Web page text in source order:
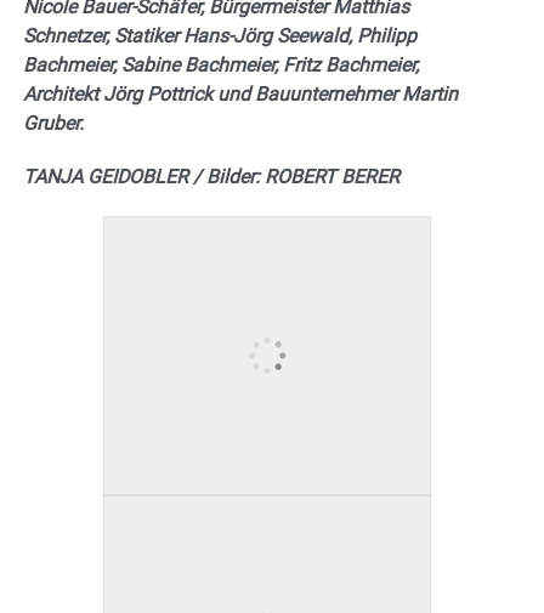
Nicole Bauer-Schäfer, Bürgermeister Matthias
Schnetzer, Statiker Hans-Jörg Seewald, Philipp
Bachmeier, Sabine Bachmeier, Fritz Bachmeier,
Architekt Jörg Pottrick und Bauunternehmer Martin
Gruber.
TANJA GEIDOBLER / Bilder: ROBERT BERER